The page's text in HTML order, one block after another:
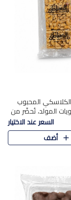
المحبوب
المولد، تُحضّر من
محمص بعناية
رقيقة من السكر
قرمشة أصيلة
السعر عند الاختيار
أضف